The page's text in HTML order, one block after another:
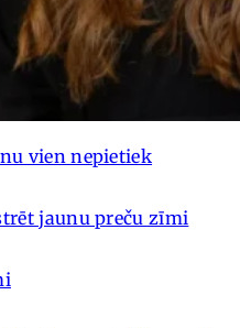
vien nepietiek
jaunu preču zīmi